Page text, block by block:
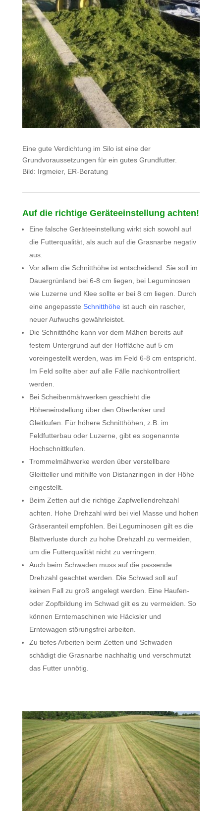
Eine gute Verdichtung im Silo ist eine der
Grundvoraussetzungen für ein gutes Grundfutter.
Bild: Irgmeier, ER-Beratung
Auf die richtige Geräteeinstellung achten!
Eine falsche Geräteeinstellung wirkt sich sowohl auf
die Futterqualität, als auch auf die Grasnarbe negativ
aus.
Vor allem die Schnitthöhe ist entscheidend. Sie soll im
Dauergrünland bei 6-8 cm liegen, bei Leguminosen
wie Luzerne und Klee sollte er bei 8 cm liegen. Durch
eine angepasste Schnitthöheist auch ein rascher,
neuer Aufwuchs gewährleistet.
Die Schnitthöhe kann vor dem Mähen bereits auf
festem Untergrund auf der Hoffläche auf 5 cm
voreingestellt werden, was im Feld 6-8 cm entspricht.
Im Feld sollte aber auf alle Fälle nachkontrolliert
werden.
Bei Scheibenmähwerken geschieht die
Höheneinstellung über den Oberlenker und
Gleitkufen. Für höhere Schnitthöhen, z.B. im
Feldfutterbau oder Luzerne, gibt es sogenannte
Hochschnittkufen.
Trommelmähwerke werden über verstellbare
Gleitteller und mithilfe von Distanzringen in der Höhe
eingestellt.
Beim Zetten auf die richtige Zapfwellendrehzahl
achten. Hohe Drehzahl wird bei viel Masse und hohen
Gräseranteil empfohlen. Bei Leguminosen gilt es die
Blattverluste durch zu hohe Drehzahl zu vermeiden,
um die Futterqualität nicht zu verringern.
Auch beim Schwaden muss auf die passende
Drehzahl geachtet werden. Die Schwad soll auf
keinen Fall zu groß angelegt werden. Eine Haufen-
oder Zopfbildung im Schwad gilt es zu vermeiden. So
können Erntemaschinen wie Häcksler und
Erntewagen störungsfrei arbeiten.
Zu tiefes Arbeiten beim Zetten und Schwaden
schädigt die Grasnarbe nachhaltig und verschmutzt
das Futter unnötig.